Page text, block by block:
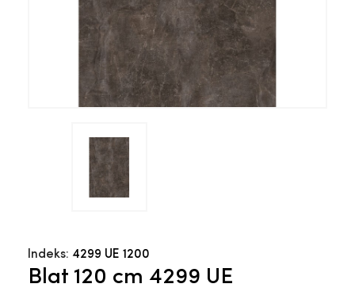
Indeks: 4299 UE 1200
Blat 120 cm 4299 UE